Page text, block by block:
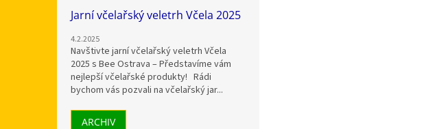
Jarní včelařský veletrh Včela 2025
4.2.2025
Navštivte jarní včelařský veletrh Včela
2025 s Bee Ostrava – Představíme vám
nejlepší včelařské produkty! Rádi
bychom vás pozvali na včelařský jar...
ARCHIV